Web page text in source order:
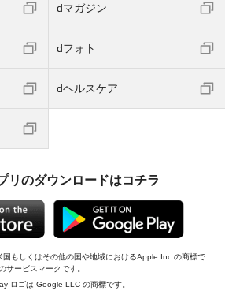
dマガジン
dフォト
dヘルスケア
リのダウンロードはコチラ
もしくはその他の国や地域におけるApple Inc.の商標で
ービスマークです。
ロゴは Google LLC の商標です。